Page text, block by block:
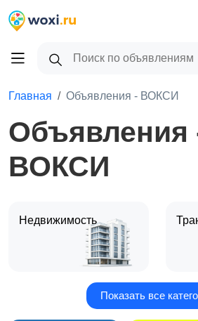
Главная Объявления - ВОКСИ
Объявления
ВОКСИ
Недвижимость
Для
Показать все